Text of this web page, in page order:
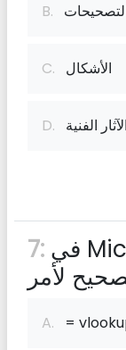
B.
C. الأشكال
D. الآثار الفنية
7:
A.